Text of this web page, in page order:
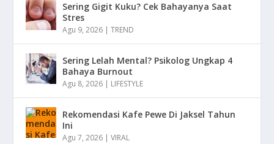
Sering Gigit Kuku? Cek Bahayanya Saat
Stres
Agu 9, 2026 |TREND
Sering Lelah Mental? Psikolog Ungkap 4
Bahaya Burnout
Agu 8, 2026 | LIFESTYLE
Rekomendasi Kafe Pewe Di Jaksel Tahun
Ini
Agu 7, 2026 |VIRAL